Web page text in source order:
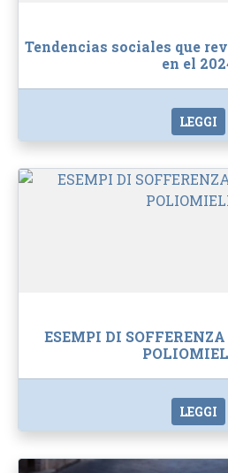
Tendencias sociales que
en el
LEGGI
ESEMPI DI
LEGGI